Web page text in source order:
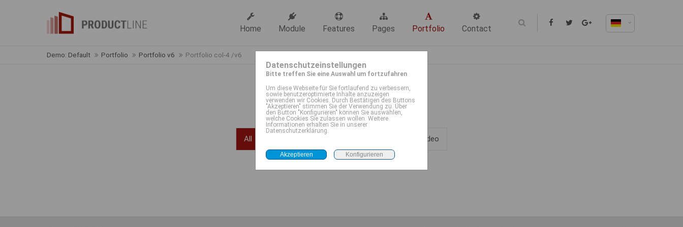
Home Module Features Pages Portfolio Contact
Demo: Default Portfolio Portfolio v6 Portfolio col-4 /v6
All Video
Datenschutzeinstellungen
Bitte treffen Sie eine Auswahl um fortzufahren
Um diese Webseite für Sie fortlaufend zu verbessern,
sowie benutzeroptimierte Inhalte anzuzeigen
verwenden wir Cookies. Durch Bestätigen des Buttons
"Akzeptieren" stimmen Sie der Verwendung zu. Über
den Button "Konfigurieren" können Sie auswählen,
welche Cookies Sie zulassen wollen. Weitere
Informationen erhalten Sie in unserer
Datenschutzerklärung.